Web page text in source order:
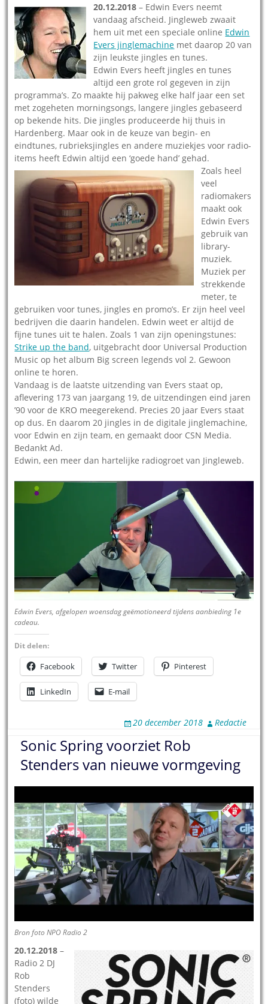
20.12.2018 – Edwin Evers neemt
vandaag afscheid. Jingleweb zwaait
hem uit met een speciale online Edwin
Evers jinglemachine met daarop 20 van
zijn leukste jingles en tunes.
Edwin Evers heeft jingles en tunes
altijd een grote rol gegeven in zijn
programma’s. Zo maakte hij pakweg elke half jaar een set
met zogeheten morningsongs, langere jingles gebaseerd
op bekende hits. Die jingles produceerde hij thuis in
Hardenberg. Maar ook in de keuze van begin- en
eindtunes, rubrieksjingles en andere muziekjes voor radio-
items heeft Edwin altijd een ‘goede hand’ gehad.
Zoals heel
veel
radiomakers
maakt ook
Edwin Evers
gebruik van
library-
muziek.
Muziek per
strekkende
meter, te
gebruiken voor tunes, jingles en promo’s. Er zijn heel veel
bedrijven die daarin handelen. Edwin weet er altijd de
fijne tunes uit te halen. Zoals 1 van zijn openingstunes:
Strike up the band, uitgebracht door Universal Production
Music op het album Big screen legends vol 2. Gewoon
online te horen.
Vandaag is de laatste uitzending van Evers staat op,
aflevering 173 van jaargang 19, de uitzendingen eind jaren
’90 voor de KRO meegerekend. Precies 20 jaar Evers staat
op dus. En daarom 20 jingles in de digitale jinglemachine,
voor Edwin en zijn team, en gemaakt door CSN Media.
Bedankt Ad.
Edwin, een meer dan hartelijke radiogroet van Jingleweb.
Edwin Evers, afgelopen woensdag geëmotioneerd tijdens aanbieding 1e
cadeau.
Dit delen:
Facebook Twitter Pinterest
LinkedIn E-mail
20 december 2018 Redactie
Sonic Spring voorziet Rob
Stenders van nieuwe vormgeving
Bron foto NPO Radio 2
20.12.2018 –
Radio 2 DJ
Rob
Stenders
(foto) wilde